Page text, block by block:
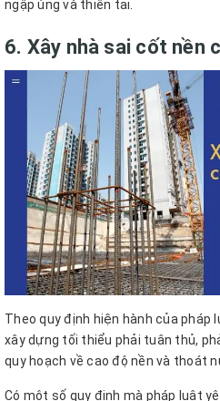
ngập úng và thiên tai.
6. Xây nhà sai cốt nền
Theo quy định hiện hành của pháp
xây dựng tối thiểu phải tuân thủ,
quy hoạch về cao độ nền và thoát
Có một số quy định mà pháp luật